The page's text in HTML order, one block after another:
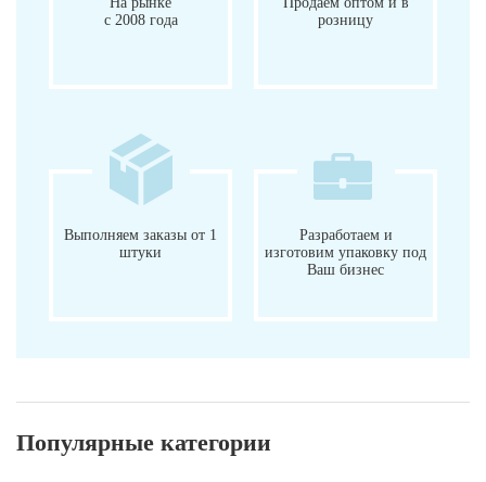
с 2008 года
розницу
Выполняем заказы от 1
штуки
Разработаем и
изготовим упаковку под
Ваш бизнес
Популярные категории